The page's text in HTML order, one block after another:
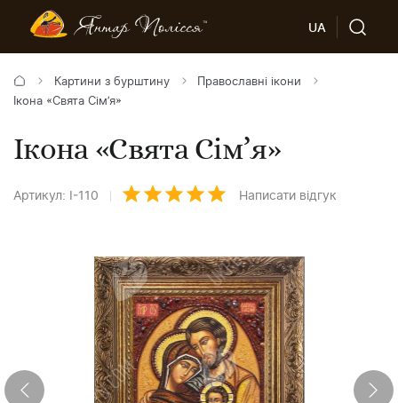
UA
Картини з бурштину
Православні ікони
Ікона «Свята Сім’я»
Ікона «Свята Сім’я»
Артикул: І-110 Написати відгук